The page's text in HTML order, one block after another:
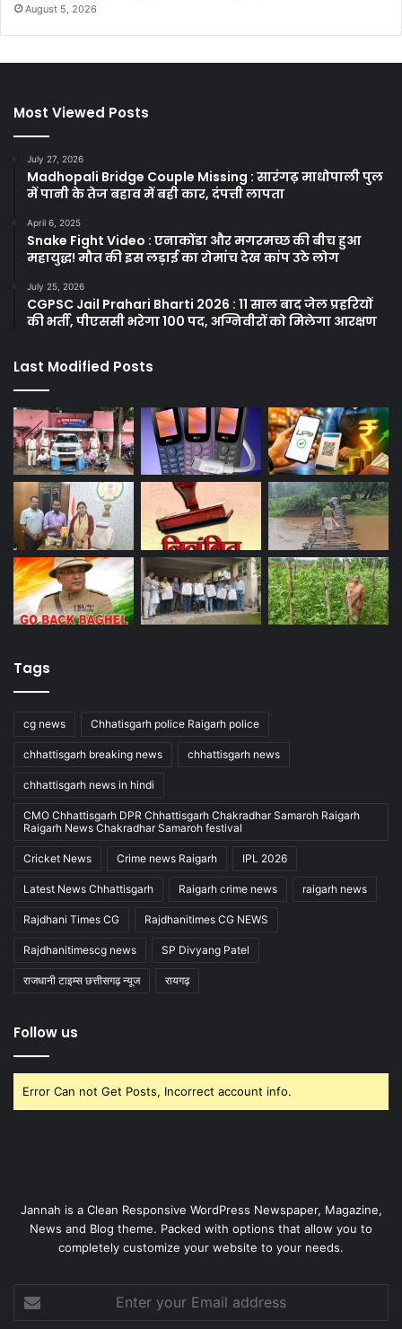
August 5, 2026
Most Viewed Posts
July 27, 2026
Madhopali Bridge Couple Missing : सारंगढ़ माधोपाली पुल
में पानी के तेज बहाव में बही कार, दंपत्ती लापता
April 6, 2025
Snake Fight Video : एनाकोंडा और मगरमच्छ की बीच हुआ
महायुद्ध! मौत की इस लड़ाई का रोमांच देख कांप उठे लोग
July 25, 2026
CGPSC Jail Prahari Bharti 2026 : 11 साल बाद जेल प्रहरियों
की भर्ती, पीएससी भरेगा 100 पद, अग्निवीरों को मिलेगा आरक्षण
Last Modified Posts
Tags
cg news Chhatisgarh police Raigarh police
chhattisgarh breaking news chhattisgarh news
chhattisgarh news in hindi
CMO Chhattisgarh DPR Chhattisgarh Chakradhar Samaroh Raigarh
Raigarh News Chakradhar Samaroh festival
Cricket News Crime news Raigarh IPL 2026
Latest News Chhattisgarh Raigarh crime news raigarh news
Rajdhani Times CG Rajdhanitimes CG NEWS
Rajdhanitimescg news SP Divyang Patel
राजधानी टाइम्स छत्तीसगढ़ न्यूज रायगढ़
Follow us
Error Can not Get Posts, Incorrect account info.
Jannah is a Clean Responsive WordPress Newspaper, Magazine,
News and Blog theme. Packed with options that allow you to
completely customize your website to your needs.
your